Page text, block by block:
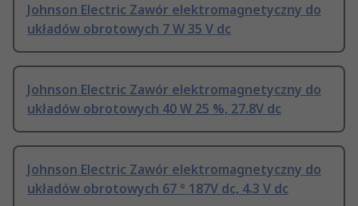
Johnson Electric Zawór elektromagnetyczny do
układów obrotowych 7 W 35 V dc
Johnson Electric Zawór elektromagnetyczny do
układów obrotowych 40 W 25 %, 27.8V dc
Johnson Electric Zawór elektromagnetyczny do
układów obrotowych 67 ° 187V dc, 4.3 V dc